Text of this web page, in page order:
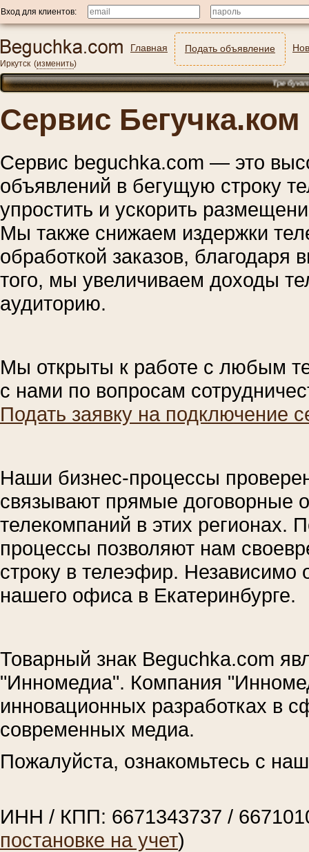
Вход для клиентов:
Иркутск (изменить)
Главная Подать объявление
Требуются:
Сервис Бегучка.ком
Сервис beguchka.com — это
объявлений в бегущую строку
упростить и ускорить
Мы также снижаем издержки
обработкой заказов,
того, мы увеличиваем доходы
аудиторию.
Мы открыты к работе с любым
с нами по вопросам
Подать заявку на подключение
Наши бизнес-процессы
связывают прямые договорные
телекомпаний в этих регионах.
процессы позволяют нам
строку в телеэфир. Независимо
нашего офиса в Екатеринбурге.
Товарный знак Beguchka.com
"Инномедиа". Компания
инновационных разработках в
современных медиа.
Пожалуйста, ознакомьтесь с
ИНН / КПП: 6671343737 /
постановке на учет)